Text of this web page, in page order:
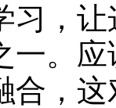
习，
一。
合，